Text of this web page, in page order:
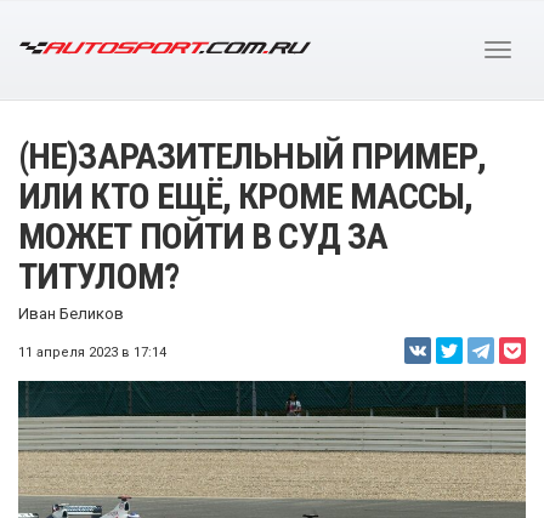
(НЕ)ЗАРАЗИТЕЛЬНЫЙ ПРИМЕР,
ИЛИ КТО ЕЩЁ, КРОМЕ МАССЫ,
МОЖЕТ ПОЙТИ В СУД ЗА
ТИТУЛОМ?
Иван Беликов
11 апреля 2023 в 17:14